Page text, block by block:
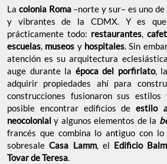
La colonia Roma–norte y sur– es uno
y vibrantes de la CDMX. Y es
prácticamente todo: restaurantes,
escuelas, museos yhospitales. Sin
atención es su arquitectura
auge durante la época del porfiriato,
adquirir propiedades ahí para
construcciones fusionaron sus
posible encontrar edificios de estilo
neocolonialy algunos elementos de la
francés que combina lo antiguo con
sobresaleCasa Lamm, el Edificio
Tovar de Teresa.